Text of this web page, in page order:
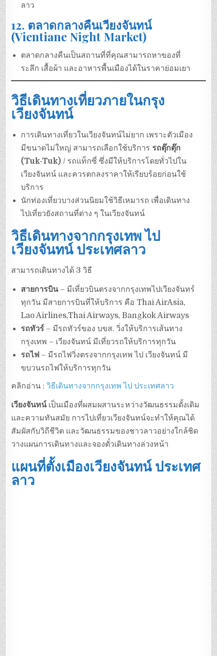
ลาว
12. ตลาดกลางคืนเวียงจันทน์
(Vientiane Night Market)
ตลาดกลางคืนเป็นสถานที่ที่คุณสามารถหาของที่
ระลึก เสื้อผ้า และอาหารพื้นเมืองได้ในราคาย่อมเยา
วิธีเดินทางเที่ยวภายในกรุง
เวียงจันทน์
การเดินทางเที่ยวในเวียงจันทน์ไม่ยาก เพราะตัวเมือง
มีขนาดไม่ใหญ่ สามารถเลือกใช้บริการ รถตุ๊กตุ๊ก
(Tuk-Tuk) / รถแท็กซี่ ซึ่งมีให้บริการโดยทั่วไปใน
เวียงจันทน์ และควรตกลงราคาให้เรียบร้อยก่อนใช้
บริการ
นักท่องเที่ยวบางส่วนนิยมใช้วิธีเหมารถ เพื่อเดินทาง
ไปเที่ยวยังสถานที่ต่าง ๆ ในเวียงจันทน์
วิธีเดินทางจากกรุงเทพ ไป
เวียงจันทน์ ประเทศลาว
สามารถเดินทางได้ 3 วิธี
สายการบิน– มีเที่ยวบินตรงจากกรุงเทพไปเวียงจันทร์
ทุกวัน มีสายการบินที่ให้บริการ คือ Thai AirAsia,
Lao Airlines,Thai Airways, Bangkok Airways
รถทัวร์ – มีรถทัวร์ของ บขส. วิ่งให้บริการเส้นทาง
กรุงเทพ – เวียงจันทน์ มีเที่ยวรถให้บริการทุกวัน
รถไฟ – มีรถไฟวิ่งตรงจากกรุงเทพ ไป เวียงจันทน์ มี
ขบวนรถไฟให้บริการทุกวัน
คลิกอ่าน :วิธีเดินทางจากกรุงเทพ ไป ประเทศลาว
เวียงจันทน์เป็นเมืองที่ผสมผสานระหว่างวัฒนธรรมดั้งเดิม
และความทันสมัย การไปเที่ยวเวียงจันทน์จะทำให้คุณได้
สัมผัสกับวิถีชีวิต และวัฒนธรรมของชาวลาวอย่างใกล้ชิด
วางแผนการเดินทางและจองตั๋วเดินทางล่วงหน้า
แผนที่ตั้งเมืองเวียงจันทน์ ประเทศ
ลาว